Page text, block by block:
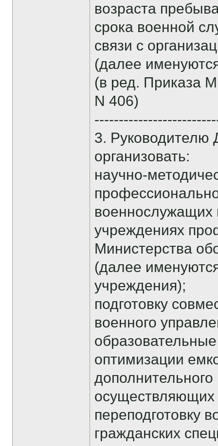
возраста
срока военной
связи с
(далее
(в ред. Приказа
N 406)
3.
организовать:
научно-
военнослужащих
учреждениях
Министерства
(далее
учреждения);
подготовку
военного
оптимизации
переподготовку
гражданских